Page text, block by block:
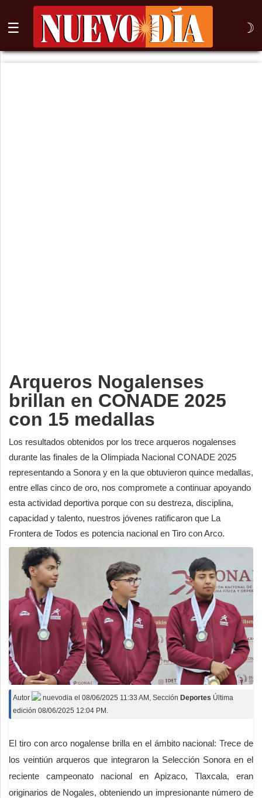
☰ ☽
⌕
Arqueros Nogalenses
brillan en CONADE 2025
con 15 medallas
Los resultados obtenidos por los trece arqueros nogalenses
durante las finales de la Olimpiada Nacional CONADE 2025
representando a Sonora y en la que obtuvieron quince medallas,
entre ellas cinco de oro, nos compromete a continuar apoyando
esta actividad deportiva porque con su destreza, disciplina,
capacidad y talento, nuestros jóvenes ratificaron que La
Frontera de Todos es potencia nacional en Tiro con Arco.
Autor nuevodia el 08/06/2025 11:33 AM , Sección Deportes Última
edición 08/06/2025 12:04 PM.
El tiro con arco nogalense brilla en el ámbito nacional: Trece de
los veintiún arqueros que integraron la Selección Sonora en el
reciente campeonato nacional en Apizaco, Tlaxcala, eran
originarios de Nogales, obteniendo un impresionante número de